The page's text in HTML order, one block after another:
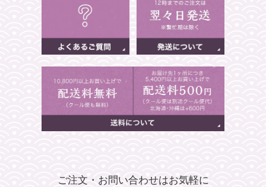
ご注文・お問い合わせはお気軽に